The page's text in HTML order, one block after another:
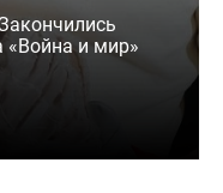
«Война и мир»